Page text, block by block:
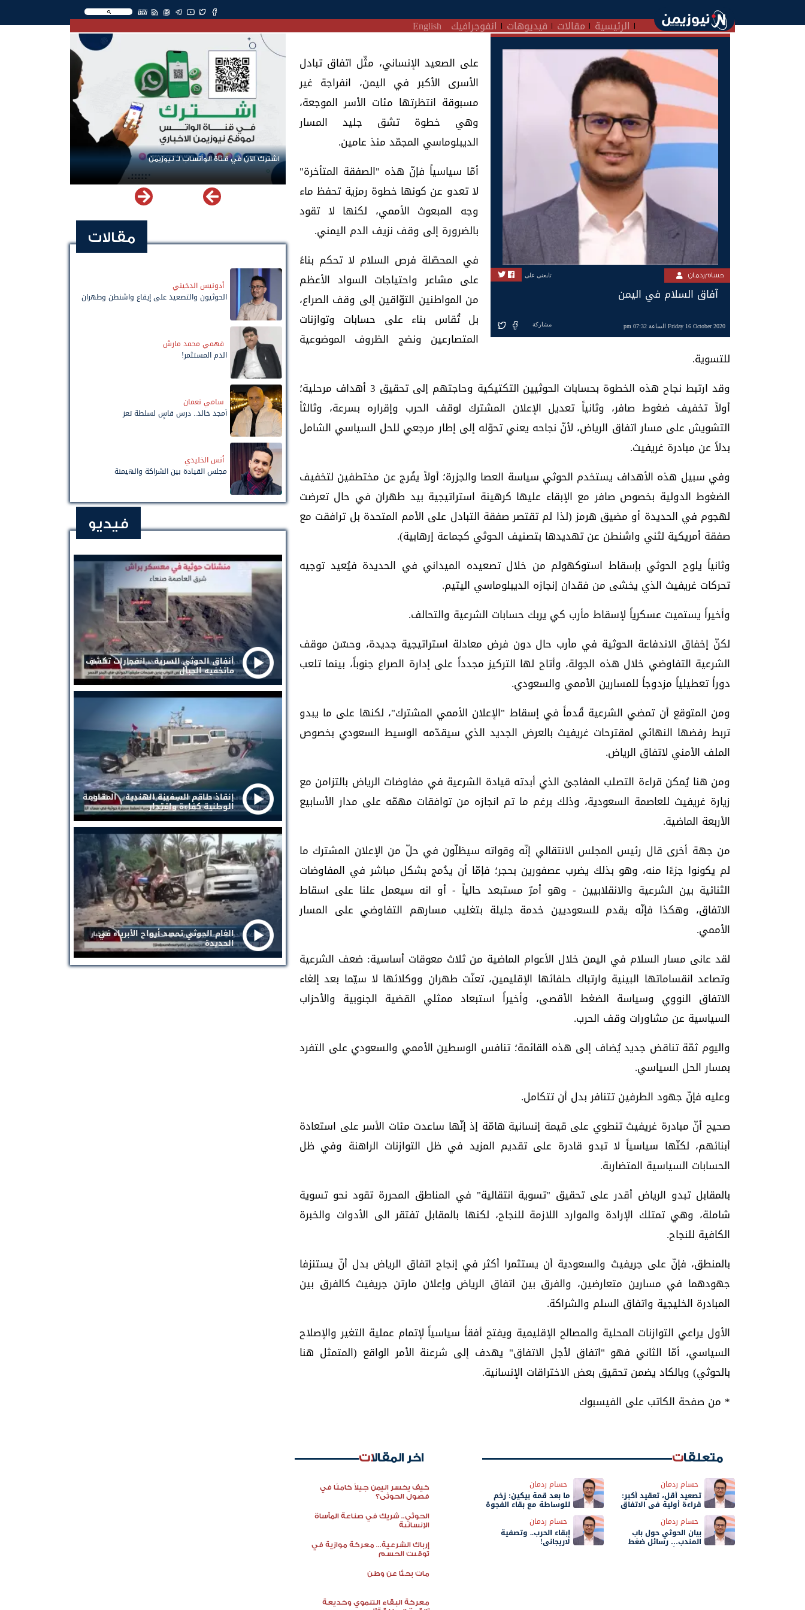
EN
الرئيسية مقالات فيديوهات انفوجرافيك English
حسام ردمان تابعنى على
آفاق السلام في اليمن
Friday 16 October 2020 الساعة 07:32 pm مشاركة
على الصعيد الإنساني، مثّل اتفاق تبادل
الأسرى الأكبر في اليمن، انفراجة غير
مسبوقة انتظرتها مئات الأسر الموجعة،
وهي خطوة تشق جليد المسار
الديبلوماسي المجمّد منذ عامين.
أمّا سياسياً فإنّ هذه "الصفقة المتأخرة"
لا تعدو عن كونها خطوة رمزية تحفظ ماء
وجه المبعوث الأممي، لكنها لا تقود
بالضرورة إلى وقف نزيف الدم اليمني.
في المحصّلة فرص السلام لا تحكم بناءً
على مشاعر واحتياجات السواد الأعظم
من المواطنين التوّاقين إلى وقف الصراع،
بل تُقاس بناء على حسابات وتوازنات
المتصارعين ونضج الظروف الموضوعية
للتسوية.
وقد ارتبط نجاح هذه الخطوة بحسابات الحوثيين التكتيكية وحاجتهم إلى تحقيق 3 أهداف مرحلية؛
أولاً تخفيف ضغوط صافر، وثانياً تعديل الإعلان المشترك لوقف الحرب وإقراره بسرعة، وثالثاً
التشويش على مسار اتفاق الرياض، لأنّ نجاحه يعني تحوّله إلى إطار مرجعي للحل السياسي الشامل
بدلاً عن مبادرة غريفيث.
وفي سبيل هذه الأهداف يستخدم الحوثي سياسة العصا والجزرة؛ أولاً يفُرج عن مختطفين لتخفيف
الضغوط الدولية بخصوص صافر مع الإبقاء عليها كرهينة استراتيجية بيد طهران في حال تعرضت
لهجوم في الحديدة أو مضيق هرمز (لذا لم تقتصر صفقة التبادل على الأمم المتحدة بل ترافقت مع
صفقة أمريكية لثني واشنطن عن تهديدها بتصنيف الحوثي كجماعة إرهابية).
وثانياً يلوح الحوثي بإسقاط استوكهولم من خلال تصعيده الميداني في الحديدة فيُعيد توجيه
تحركات غريفيث الذي يخشى من فقدان إنجازه الديبلوماسي اليتيم.
وأخيراً يستميت عسكرياً لإسقاط مأرب كي يربك حسابات الشرعية والتحالف.
لكنّ إخفاق الاندفاعة الحوثية في مأرب حال دون فرض معادلة استراتيجية جديدة، وحسّن موقف
الشرعية التفاوضي خلال هذه الجولة، وأتاح لها التركيز مجدداً على إدارة الصراع جنوباً، بينما تلعب
دوراً تعطيلياً مزدوجاً للمسارين الأممي والسعودي.
ومن المتوقع أن تمضي الشرعية قُدماً في إسقاط "الإعلان الأممي المشترك"، لكنها على ما يبدو
تربط رفضها النهائي لمقترحات غريفيث بالعرض الجديد الذي سيقدّمه الوسيط السعودي بخصوص
الملف الأمني لاتفاق الرياض.
ومن هنا يُمكن قراءة التصلب المفاجئ الذي أبدته قيادة الشرعية في مفاوضات الرياض بالتزامن مع
زيارة غريفيث للعاصمة السعودية، وذلك برغم ما تم انجازه من توافقات مهمّه على مدار الأسابيع
الأربعة الماضية.
من جهة أخرى قال رئيس المجلس الانتقالي إنّه وقواته سيظلّون في حلّ من الإعلان المشترك ما
لم يكونوا جزءًا منه، وهو بذلك يضرب عصفورين بحجر؛ فإمّا أن يدُمج بشكل مباشر في المفاوضات
الثنائية بين الشرعية والانقلابيين - وهو أمرٌ مستبعد حالياً - أو انه سيعمل علنا على اسقاط
الاتفاق، وهكذا فإنّه يقدم للسعوديين خدمة جليلة بتغليب مسارهم التفاوضي على المسار
الأممي.
لقد عانى مسار السلام في اليمن خلال الأعوام الماضية من ثلاث معوقات أساسية: ضعف الشرعية
وتصاعد انقساماتها البينية وارتباك حلفائها الإقليمين، تعنّت طهران ووكلائها لا سيّما بعد إلغاء
الاتفاق النووي وسياسة الضغط الأقصى، وأخيراً استبعاد ممثلي القضية الجنوبية والأحزاب
السياسية عن مشاورات وقف الحرب.
واليوم ثمّة تناقض جديد يُضاف إلى هذه القائمة؛ تنافس الوسطين الأممي والسعودي على التفرد
بمسار الحل السياسي.
وعليه فإنّ جهود الطرفين تتنافر بدل أن تتكامل.
صحيح أنّ مبادرة غريفيث تنطوي على قيمة إنسانية هامّة إذ إنّها ساعدت مئات الأسر على استعادة
أبنائهم، لكنّها سياسياً لا تبدو قادرة على تقديم المزيد في ظل التوازنات الراهنة وفي ظل
الحسابات السياسية المتضاربة.
بالمقابل تبدو الرياض أقدر على تحقيق "تسوية انتقالية" في المناطق المحررة تقود نحو تسوية
شاملة، وهي تمتلك الإرادة والموارد اللازمة للنجاح، لكنها بالمقابل تفتقر الى الأدوات والخبرة
الكافية للنجاح.
بالمنطق، فإنّ على جريفيث والسعودية أن يستثمرا أكثر في إنجاح اتفاق الرياض بدل أنّ يستنزفا
جهودهما في مسارين متعارضين، والفرق بين اتفاق الرياض وإعلان مارتن جريفيث كالفرق بين
المبادرة الخليجية واتفاق السلم والشراكة.
الأول يراعي التوازنات المحلية والمصالح الإقليمية ويفتح أفقاً سياسياً لإتمام عملية التغير والإصلاح
السياسي، أمّا الثاني فهو "اتفاق لأجل الاتفاق" يهدف إلى شرعنة الأمر الواقع (المتمثل هنا
بالحوثي) وبالكاد يضمن تحقيق بعض الاختراقات الإنسانية.
* من صفحة الكاتب على الفيسبوك
متعلقات
حسام ردمان
تصعيد أقل، تعقيد أكبر:
قراءة أولية في الاتفاق
حسام ردمان
ما بعد قمة بيكين: زخم
للوساطة مع بقاء الفجوة
حسام ردمان
بيان الحوثي حول باب
المندب… رسائل ضغط
إيرانية بأدوات يمنية
حسام ردمان
إبقاء الحرب.. وتصفية
لاريجاني!
اخر المقالات
كيف يخسر اليمن جيلاً كاملًا في
فصول الحوثي؟
الحوثي.. شريك في صناعة المأساة
الإنسانية
إرباك الشرعية... معركة موازية في
توقيت الحسم
مات بحثًا عن وطن
معركة البقاء التنموي وخديعة
اشترك الآن في قناة الواتساب لـ نيوزيمن
مقالات
أدونيس الدخيني
الحوثيون والتصعيد على إيقاع واشنطن وطهران
فهمي محمد مارش
الدم المستثمر!
سامي نعمان
أمجد خالد.. درس قاسٍ لسلطة تعز
أنس الخليدي
مجلس القيادة بين الشراكة والهيمنة
فيديو
أنفاق الحوثي السرية .. انفجارات تكشف
ماتخفيه الجبال
إنقاذ طاقم السفينة الهندية .. المقاومة
الوطنية كفاءة واقتدار
الغام الحوثي تحصد أرواح الأبرياء في
الحديدة